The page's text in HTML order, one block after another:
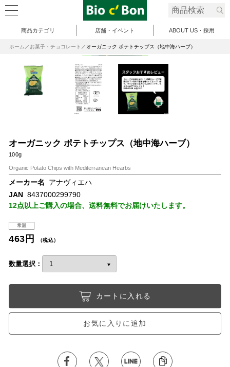
商品カテゴリ 店舗・イベント ABOUT US・採用
ホーム お菓子・チョコレート オーガニック ポテトチップス（地中海ハーブ）
オーガニック ポテトチップス（地中海ハーブ）
100g
Organic Potato Chips with Mediterranean Hearbs
メーカー名
アナヴィエハ
JAN 8437000299790
12点以上ご購入の場合、送料無料でお届けいたします。
常温
463円 （税込）
数量選択：
カートに入れる
お気に入りに追加